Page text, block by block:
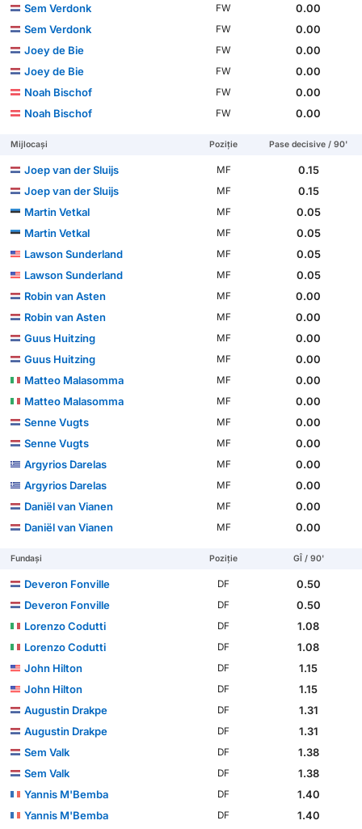
Sem Verdonk FW
0.00
Sem Verdonk
FW
0.00
Joey de Bie
FW
0.00
Joey de Bie
FW
0.00
Noah Bischof
FW
0.00
Noah Bischof
FW 0.00
Mijlocași Poziție Pase decisive / 90'
Joep van der Sluijs MF
0.15
Joep van der Sluijs
MF
0.15
Martin Vetkal
MF
0.05
Martin Vetkal
MF
0.05
Lawson Sunderland
MF
0.05
Lawson Sunderland
MF
0.05
Robin van Asten
MF
0.00
Robin van Asten
MF
0.00
Guus Huitzing
MF
0.00
Guus Huitzing
MF
0.00
Matteo Malasomma
MF
0.00
Matteo Malasomma
MF
0.00
Senne Vugts
MF
0.00
Senne Vugts
MF
0.00
Argyrios Darelas
MF
0.00
Argyrios Darelas
MF
0.00
Daniël van Vianen
MF
0.00
Daniël van Vianen
MF 0.00
Fundași Poziție GÎ / 90'
Deveron Fonville DF
0.50
Deveron Fonville
DF
0.50
Lorenzo Codutti
DF
1.08
Lorenzo Codutti
DF
1.08
John Hilton
DF
1.15
John Hilton
DF
1.15
Augustin Drakpe
DF
1.31
Augustin Drakpe
DF
1.31
Sem Valk
DF
1.38
Sem Valk
DF
1.38
Yannis M'Bemba
DF
1.40
Yannis M'Bemba
DF
1.40